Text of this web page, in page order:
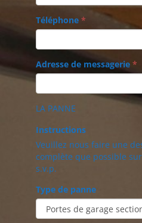
Téléphone *
Adresse de messagerie *
LA PANNE
Instructions
Veuillez nous faire une
complète que possible
s.v.p.
Type de panne